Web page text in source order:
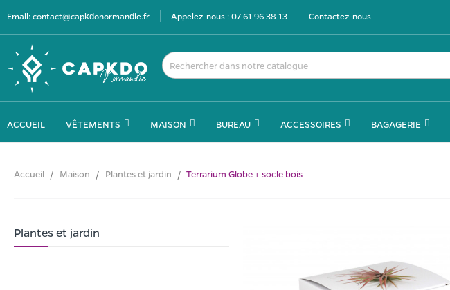
Email:contact@capkdonormandie.fr Appelez-nous :07 61 96 38 13 Contactez-nous
ACCUEIL VÊTEMENTS MAISON BUREAU ACCESSOIRES BAGAGERIE
Accueil Maison Plantes et jardin Terrarium Globe + socle bois
Plantes et jardin